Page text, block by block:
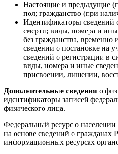
Настоящие и предыдущие
пол; гражданство (при
Идентификаторы сведений
смерти; виды, номера и
без гражданства,
сведений о постановке на
сведений о регистрации в
виды, номера и иные
присвоении, лишении,
Дополнительные сведения о
идентификаторы записей
физического лица.
Федеральный ресурс о
на основе сведений о
информационных ресурсах